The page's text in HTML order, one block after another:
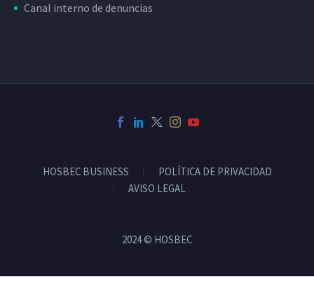
Canal interno de denuncias
HOSBEC BUSINESS
POLÍTICA DE PRIVACIDAD
AVISO LEGAL
2024 © HOSBEC